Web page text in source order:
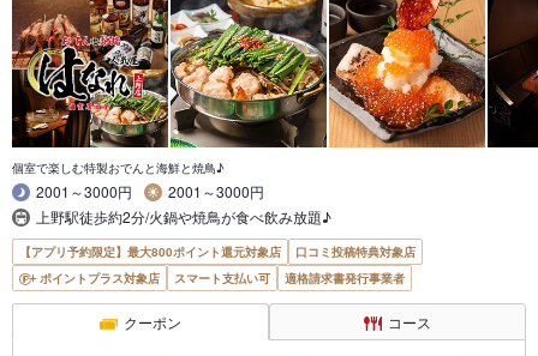
個室で楽しむ特製おでんと海鮮と焼鳥♪
2001～3000円
2001～3000円
上野駅徒歩約2分/火鍋や焼鳥が食べ飲み放題♪
【アプリ予約限定】最大800ポイント還元対象店
口コミ投稿特典対象店
ポイントプラス対象店
スマート支払い可 適格請求書発行事業者
クーポン コース